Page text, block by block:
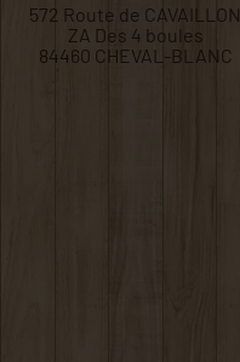
572 Route de CAVAILLON
ZA Des 4 boules
84460 CHEVAL-BLANC